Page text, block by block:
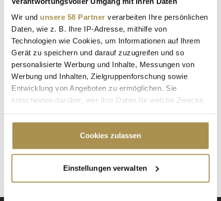
Wir und unsere 58 Partner verarbeiten Ihre persönlichen
Daten, wie z. B. Ihre IP-Adresse, mithilfe von
Technologien wie Cookies, um Informationen auf Ihrem
Gerät zu speichern und darauf zuzugreifen und so
personalisierte Werbung und Inhalte, Messungen von
Werbung und Inhalten, Zielgruppenforschung sowie
Entwicklung von Angeboten zu ermöglichen. Sie
entscheiden darüber, wer Ihre Daten für welche Zwecke
Cookie-Erklärung oder durch Klicken auf das Privacy
Trigger Symbol ändern oder widerrufen
Informationen über Ihre geografische Lage
erfassen, welche bis auf einige Meter genau sein
Cookies zulassen
Einstellungen verwalten
Advertisement